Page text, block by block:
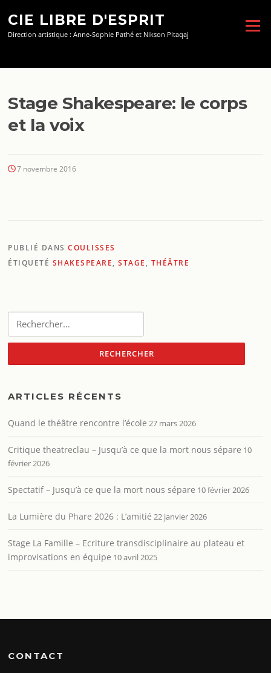
contenu
CIE LIBRE D'ESPRIT
Direction artistique : Anne-Sophie Pathé et Nikson Pitaqaj
Menu
Stage Shakespeare: le corps
et la voix
7 novembre 2016
PUBLIÉ DANSCOULISSES
ÉTIQUETÉ SHAKESPEARE,STAGE , THÉÂTRE
ARTICLES RÉCENTS
Quand le théâtre rencontre l’école 27 mars 2026
Critique theatreclau – Jusqu’à ce que la mort nous sépare 10
février 2026
Spectatif – Jusqu’à ce que la mort nous sépare 10 février 2026
La Lumière du Phare 2026 : L’amitié 22 janvier 2026
Stage La Famille – Ecriture transdisciplinaire au plateau et
improvisations en équipe 10 avril 2025
CONTACT